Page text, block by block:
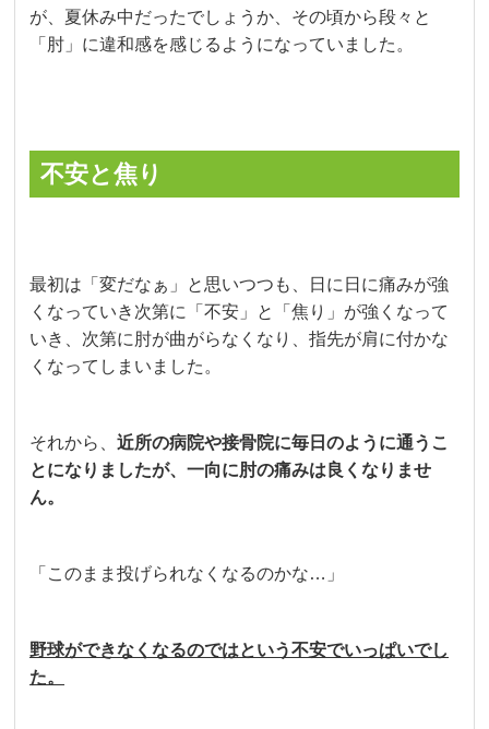
が、夏休み中だったでしょうか、その頃から段々と
「肘」に違和感を感じるようになっていました。
不安と焦り
最初は「変だなぁ」と思いつつも、日に日に痛みが強
くなっていき次第に「不安」と「焦り」が強くなって
いき、次第に肘が曲がらなくなり、指先が肩に付かな
くなってしまいました。
それから、近所の病院や接骨院に毎日のように通うこ
とになりましたが、一向に肘の痛みは良くなりませ
ん。
「このまま投げられなくなるのかな…」
野球ができなくなるのではという不安でいっぱいでし
た。